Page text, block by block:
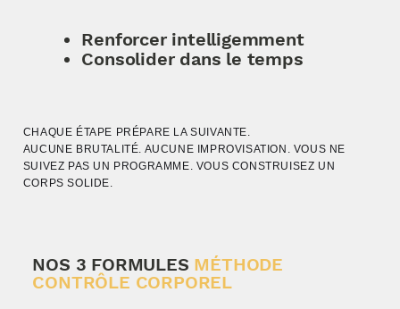
Renforcer intelligemment
Consolider dans le temps
CHAQUE ÉTAPE PRÉPARE LA SUIVANTE.
AUCUNE BRUTALITÉ. AUCUNE IMPROVISATION. VOUS NE
SUIVEZ PAS UN PROGRAMME. VOUS CONSTRUISEZ UN
CORPS SOLIDE.
NOS 3 FORMULES MÉTHODE
CONTRÔLE CORPOREL